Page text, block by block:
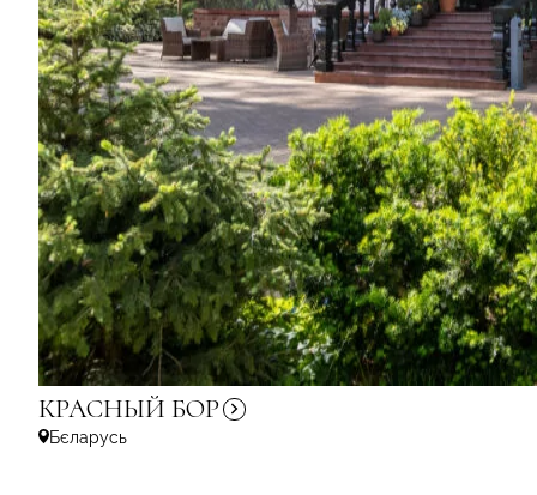
КРАСНЫЙ БОР
Бєларусь